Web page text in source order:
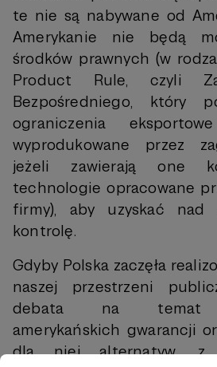
te nie są nabywane od
Amerykanie nie będą
środków prawnych (w
Product Rule, czyli
Bezpośredniego, który
ograniczenia
wyprodukowane przez
jeżeli zawierają one
technologie opracowane
firmy), aby uzyskać nad
kontrolę.
Gdyby Polska zaczęła
naszej przestrzeni
debata na temat
amerykańskich gwarancji
dla niej alternatyw, z